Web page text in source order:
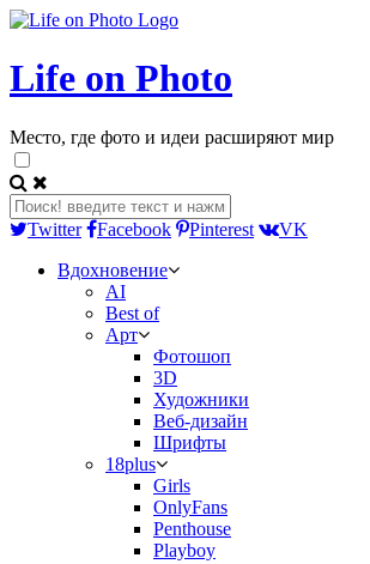
Life on Photo
Место, где фото и идеи расширяют мир
Twitter Facebook Pinterest
VK
Вдохновение
AI
Best of
Арт
Фотошоп
3D
Художники
Веб-дизайн
Шрифты
18plus
Girls
OnlyFans
Penthouse
Playboy